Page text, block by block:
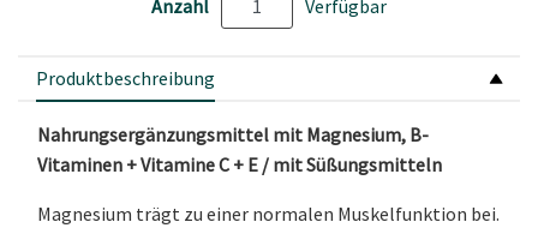
Anzahl Verfügbar
Produktbeschreibung
Nahrungsergänzungsmittel mit Magnesium, B-
Vitaminen + Vitamine C + E / mit Süßungsmitteln
Magnesium trägt zu einer normalen Muskelfunktion bei.